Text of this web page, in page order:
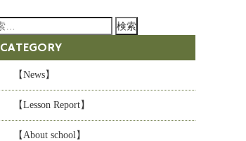
CATEGORY
【News】
【Lesson Report】
【About school】